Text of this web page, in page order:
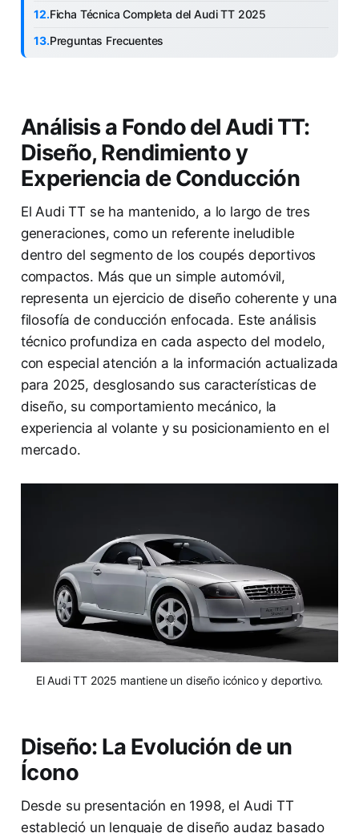
Ficha Técnica Completa del Audi TT 2025
Preguntas Frecuentes
Análisis a Fondo del Audi TT:
Diseño, Rendimiento y
Experiencia de Conducción
El Audi TT se ha mantenido, a lo largo de tres
generaciones, como un referente ineludible
dentro del segmento de los coupés deportivos
compactos. Más que un simple automóvil,
representa un ejercicio de diseño coherente y una
filosofía de conducción enfocada. Este análisis
técnico profundiza en cada aspecto del modelo,
con especial atención a la información actualizada
para 2025, desglosando sus características de
diseño, su comportamiento mecánico, la
experiencia al volante y su posicionamiento en el
mercado.
El Audi TT 2025 mantiene un diseño icónico y deportivo.
Diseño: La Evolución de un
Ícono
Desde su presentación en 1998, el Audi TT
estableció un lenguaje de diseño audaz basado